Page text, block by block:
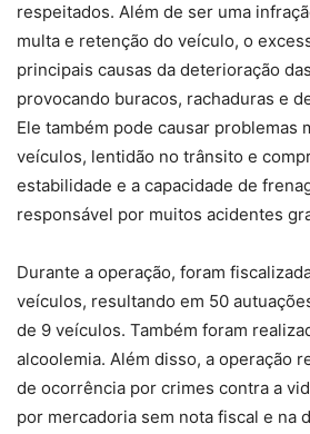
respeitados. Além de ser uma
multa e retenção do veículo, o
principais causas da deterioração
provocando buracos, rachaduras e
Ele também pode causar problemas
veículos, lentidão no trânsito e
estabilidade e a capacidade de
responsável por muitos acidentes
Durante a operação, foram
veículos, resultando em 50
de 9 veículos. Também foram
alcoolemia. Além disso, a operação
de ocorrência por crimes contra a
por mercadoria sem nota fiscal e na